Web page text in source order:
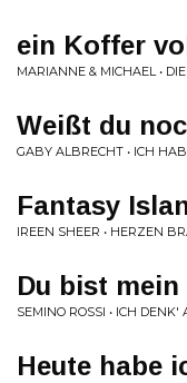
ein Koffer
MARIANNE & MICHAEL •
Weißt du
GABY ALBRECHT • ICH
Fantasy
IREEN SHEER • HERZEN
Du bist
SEMINO ROSSI • ICH DENK'
Heute habe